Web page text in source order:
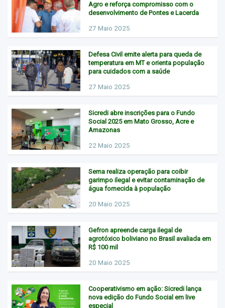
Agro e reforça compromisso com o
desenvolvimento de Pontes e Lacerda
27 Maio 2025
Defesa Civil emite alerta para queda de
temperatura em MT e orienta população
para cuidados com a saúde
27 Maio 2025
Sicredi abre inscrições para o Fundo
Social 2025 em Mato Grosso, Acre e
Amazonas
22 Maio 2025
Sema realiza operação para coibir
garimpo ilegal e evitar contaminação de
água fornecida à população
20 Maio 2025
Gefron apreende carga ilegal de
agrotóxico boliviano no Brasil avaliada em
R$ 100 mil
20 Maio 2025
Cooperativismo em ação: Sicredi lança
nova edição do Fundo Social em live
especial